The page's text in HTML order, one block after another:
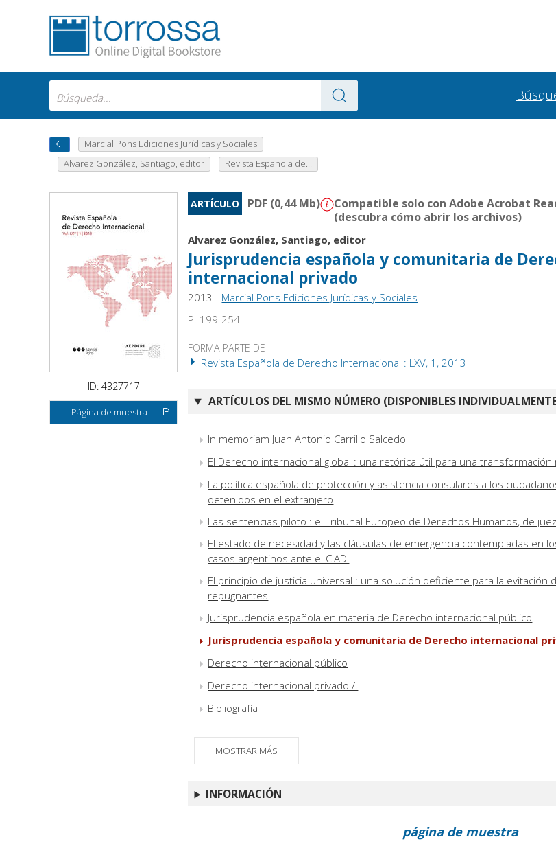
Marcial Pons Ediciones Jurídicas y Sociales
Alvarez González, Santiago, editor
Revista Española de...
ID: 4327717
Página de muestra
ARTÍCULO PDF (0,44 Mb)
Compatible solo con Adobe Acrobat
(descubra cómo abrir los archivos)
Alvarez González, Santiago, editor
Jurisprudencia española y comunitaria de
internacional privado
2013 - Marcial Pons Ediciones Jurídicas y Sociales
P. 199-254
FORMA PARTE DE
Revista Española de Derecho Internacional : LXV, 1, 2013
ARTÍCULOS DEL MISMO NÚMERO (DISPONIBLES
In memoriam Juan Antonio Carrillo Salcedo
El Derecho internacional global : una retórica útil para una transformación
La política española de protección y asistencia consulares a los
detenidos en el extranjero
Las sentencias piloto : el Tribunal Europeo de Derechos Humanos, de
El estado de necesidad y las cláusulas de emergencia contempladas en
casos argentinos ante el CIADI
El principio de justicia universal : una solución deficiente para la evitación
repugnantes
Jurisprudencia española en materia de Derecho internacional público
Jurisprudencia española y comunitaria de Derecho internacional
Derecho internacional público
Derecho internacional privado /.
Bibliografía
MOSTRAR MÁS
INFORMACIÓN
página de muestra